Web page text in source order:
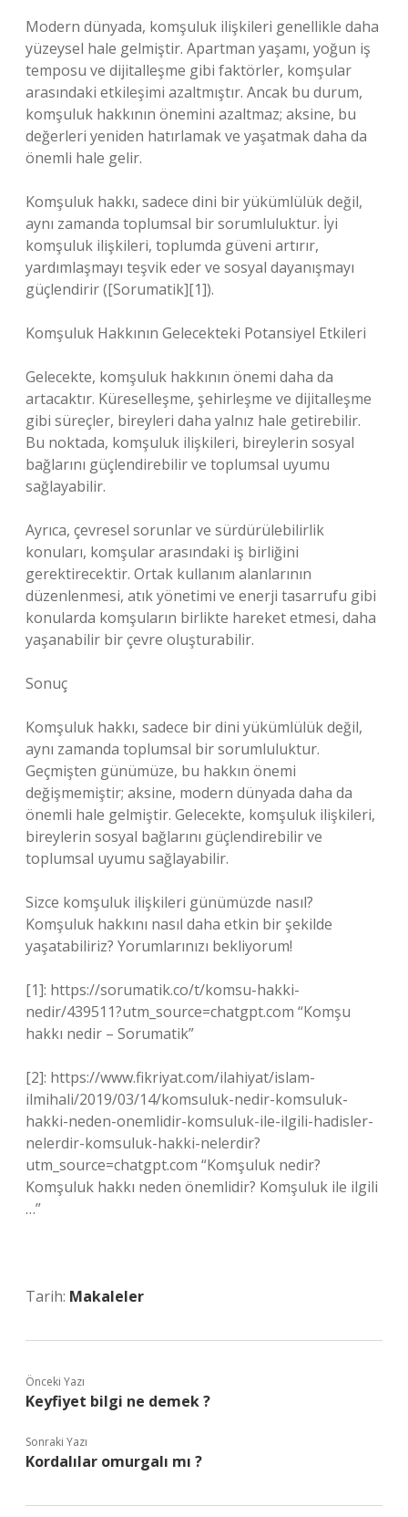
Modern dünyada, komşuluk ilişkileri genellikle daha
yüzeysel hale gelmiştir. Apartman yaşamı, yoğun iş
temposu ve dijitalleşme gibi faktörler, komşular
arasındaki etkileşimi azaltmıştır. Ancak bu durum,
komşuluk hakkının önemini azaltmaz; aksine, bu
değerleri yeniden hatırlamak ve yaşatmak daha da
önemli hale gelir.
Komşuluk hakkı, sadece dini bir yükümlülük değil,
aynı zamanda toplumsal bir sorumluluktur. İyi
komşuluk ilişkileri, toplumda güveni artırır,
yardımlaşmayı teşvik eder ve sosyal dayanışmayı
güçlendirir ([Sorumatik][1]).
Komşuluk Hakkının Gelecekteki Potansiyel Etkileri
Gelecekte, komşuluk hakkının önemi daha da
artacaktır. Küreselleşme, şehirleşme ve dijitalleşme
gibi süreçler, bireyleri daha yalnız hale getirebilir.
Bu noktada, komşuluk ilişkileri, bireylerin sosyal
bağlarını güçlendirebilir ve toplumsal uyumu
sağlayabilir.
Ayrıca, çevresel sorunlar ve sürdürülebilirlik
konuları, komşular arasındaki iş birliğini
gerektirecektir. Ortak kullanım alanlarının
düzenlenmesi, atık yönetimi ve enerji tasarrufu gibi
konularda komşuların birlikte hareket etmesi, daha
yaşanabilir bir çevre oluşturabilir.
Sonuç
Komşuluk hakkı, sadece bir dini yükümlülük değil,
aynı zamanda toplumsal bir sorumluluktur.
Geçmişten günümüze, bu hakkın önemi
değişmemiştir; aksine, modern dünyada daha da
önemli hale gelmiştir. Gelecekte, komşuluk ilişkileri,
bireylerin sosyal bağlarını güçlendirebilir ve
toplumsal uyumu sağlayabilir.
Sizce komşuluk ilişkileri günümüzde nasıl?
Komşuluk hakkını nasıl daha etkin bir şekilde
yaşatabiliriz? Yorumlarınızı bekliyorum!
[1]: https://sorumatik.co/t/komsu-hakki-
nedir/439511?utm_source=chatgpt.com “Komşu
hakkı nedir – Sorumatik”
[2]: https://www.fikriyat.com/ilahiyat/islam-
ilmihali/2019/03/14/komsuluk-nedir-komsuluk-
hakki-neden-onemlidir-komsuluk-ile-ilgili-hadisler-
nelerdir-komsuluk-hakki-nelerdir?
utm_source=chatgpt.com “Komşuluk nedir?
Komşuluk hakkı neden önemlidir? Komşuluk ile ilgili
…”
Tarih: Makaleler
Önceki Yazı
Keyfiyet bilgi ne demek ?
Sonraki Yazı
Kordalılar omurgalı mı ?